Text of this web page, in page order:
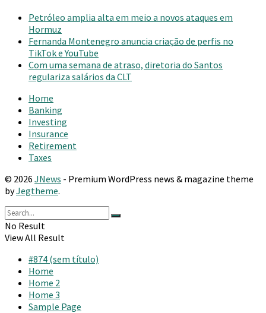
Petróleo amplia alta em meio a novos ataques em
Hormuz
Fernanda Montenegro anuncia criação de perfis no
TikTok e YouTube
Com uma semana de atraso, diretoria do Santos
regulariza salários da CLT
Home
Banking
Investing
Insurance
Retirement
Taxes
© 2026 JNews - Premium WordPress news & magazine theme
byJegtheme.
No Result
View All Result
#874 (sem título)
Home
Home 2
Home 3
Sample Page